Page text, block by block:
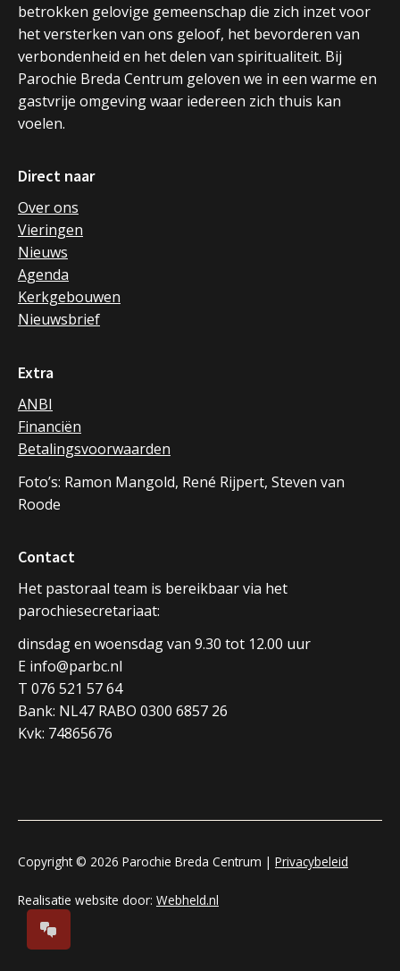
betrokken gelovige gemeenschap die zich inzet voor
het versterken van ons geloof, het bevorderen van
verbondenheid en het delen van spiritualiteit. Bij
Parochie Breda Centrum geloven we in een warme en
gastvrije omgeving waar iedereen zich thuis kan
voelen.
Direct naar
Over ons
Vieringen
Nieuws
Agenda
Kerkgebouwen
Nieuwsbrief
Extra
ANBI
Financiën
Betalingsvoorwaarden
Foto’s: Ramon Mangold, René Rijpert, Steven van
Roode
Contact
Het pastoraal team is bereikbaar via het
parochiesecretariaat:
dinsdag en woensdag van 9.30 tot 12.00 uur
E info@parbc.nl
T 076 521 57 64
Bank: NL47 RABO 0300 6857 26
Kvk: 74865676
Copyright © 2026 Parochie Breda Centrum | Privacybeleid
Realisatie website door: Webheld.nl